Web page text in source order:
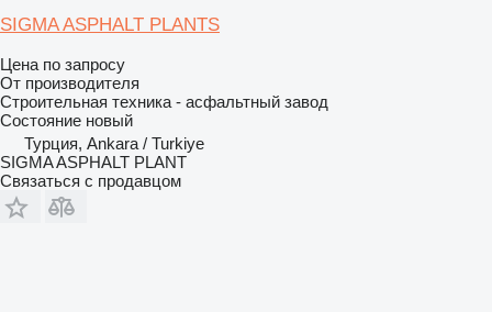
SIGMA ASPHALT PLANTS
Цена по запросу
От производителя
Строительная техника - асфальтный завод
Состояние новый
Турция, Ankara / Turkiye
SIGMA ASPHALT PLANT
Связаться с продавцом